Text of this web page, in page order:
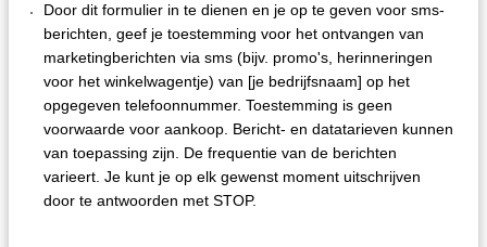
Door dit formulier in te dienen en je op te geven voor sms-
berichten, geef je toestemming voor het ontvangen van
marketingberichten via sms (bijv. promo's, herinneringen
voor het winkelwagentje) van [je bedrijfsnaam] op het
opgegeven telefoonnummer. Toestemming is geen
voorwaarde voor aankoop. Bericht- en datatarieven kunnen
van toepassing zijn. De frequentie van de berichten
varieert. Je kunt je op elk gewenst moment uitschrijven
door te antwoorden met STOP.